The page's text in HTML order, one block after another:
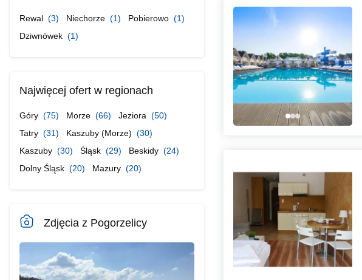
Rewal (3) Niechorze (1) Pobierowo (1)
Dziwnówek (1)
Najwięcej ofert w regionach
Góry (75) Morze (66) Jeziora (50)
Tatry (31) Kaszuby (Morze) (30)
Kaszuby (30) Śląsk (29) Beskidy (24)
Dolny Śląsk (20) Mazury (20)
Zdjęcia z Pogorzelicy